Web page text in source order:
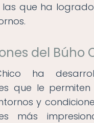
que ha
del Búho
ha
que le permiten
y
más